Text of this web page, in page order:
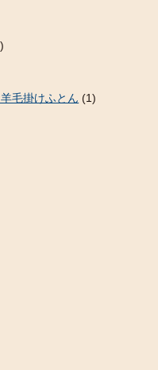
毛掛けふとん (1)